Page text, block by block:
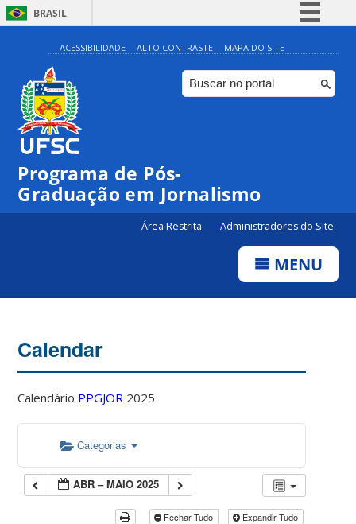
BRASIL
Simplifique!
Comunica BR
Participe
ACESSIBILIDADE ALTO CONTRASTE MAPA DO SITE
Programa de Pós-
Graduação em Jornalismo
Área Restrita Administradores do Site
MENU
Calendar
Calendário PPGJOR 2025
Categorias
ABR – MAIO 2025
Fechar Tudo Expandir Tudo